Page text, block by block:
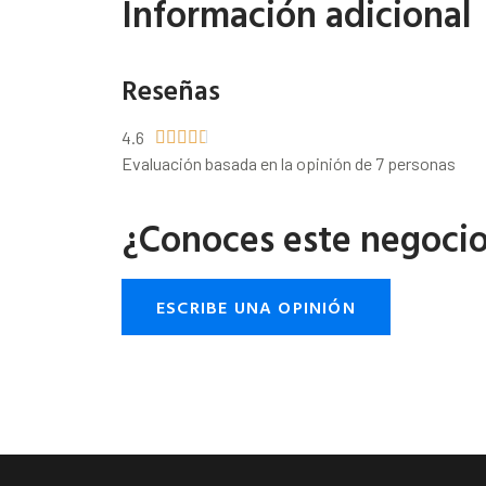
Información adicional
Reseñas
4.6     
Evaluación basada en la opinión de 7 personas
¿Conoces este
ESCRIBE UNA OPINIÓN